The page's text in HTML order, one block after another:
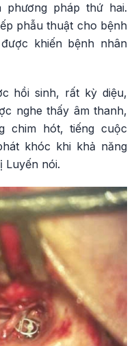
pháp thứ hai.
phẫu thuật cho bệnh
khiến bệnh nhân
hồi sinh, rất kỳ diệu,
nghe thấy âm thanh,
chim hót, tiếng cuộc
khóc khi khả năng
Luyến nói.